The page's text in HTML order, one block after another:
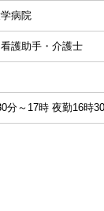
病院
護助手・介護士
分～17時 夜勤16時